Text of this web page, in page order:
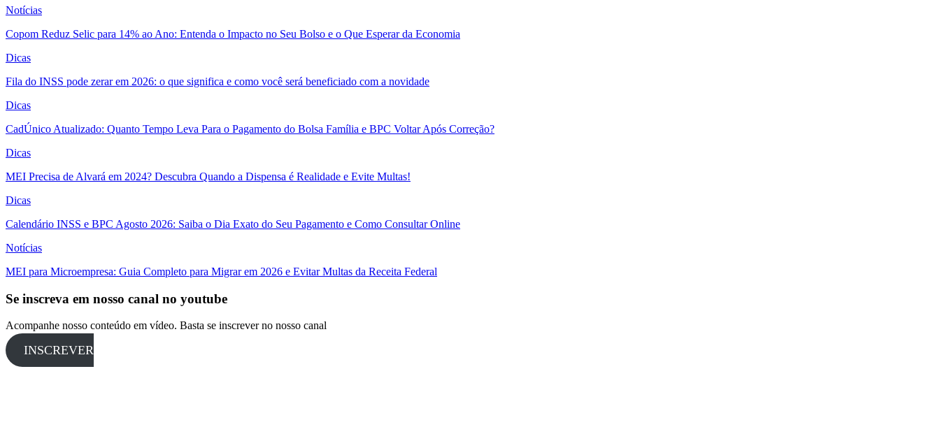
Notícias
Copom Reduz Selic para 14% ao Ano: Entenda o Impacto no Seu Bolso e o Que Esperar da Economia
Dicas
Fila do INSS pode zerar em 2026: o que significa e como você será beneficiado com a novidade
Dicas
CadÚnico Atualizado: Quanto Tempo Leva Para o Pagamento do Bolsa Família e BPC Voltar Após Correção?
Dicas
MEI Precisa de Alvará em 2024? Descubra Quando a Dispensa é Realidade e Evite Multas!
Dicas
Calendário INSS e BPC Agosto 2026: Saiba o Dia Exato do Seu Pagamento e Como Consultar Online
Notícias
MEI para Microempresa: Guia Completo para Migrar em 2026 e Evitar Multas da Receita Federal
Se inscreva em nosso canal no youtube
Acompanhe nosso conteúdo em vídeo. Basta se inscrever no nosso canal
INSCREVER